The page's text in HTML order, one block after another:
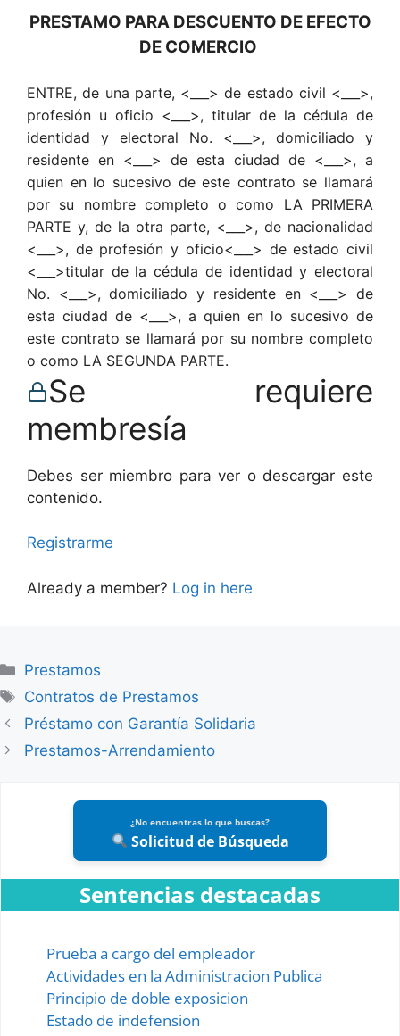
PRESTAMO PARA DESCUENTO DE EFECTO
DE COMERCIO
ENTRE, de una parte, <___> de estado civil <___>,
profesión u oficio <___>, titular de la cédula de
identidad y electoral No. <___>, domiciliado y
residente en <___> de esta ciudad de <___>, a
quien en lo sucesivo de este contrato se llamará
por su nombre completo o como LA PRIMERA
PARTE y, de la otra parte, <___>, de nacionalidad
<___>, de profesión y oficio<___> de estado civil
<___>titular de la cédula de identidad y electoral
No. <___>, domiciliado y residente en <___> de
esta ciudad de <___>, a quien en lo sucesivo de
este contrato se llamará por su nombre completo
o como LA SEGUNDA PARTE.
Se requiere
membresía
Debes ser miembro para ver o descargar este
contenido.
Registrarme
Already a member? Log in here
Categories
Prestamos
Tags
Contratos de Prestamos
Préstamo con Garantía Solidaria
Prestamos-Arrendamiento
¿No encuentras lo que buscas?
Solicitud de Búsqueda
Sentencias destacadas
Prueba a cargo del empleador
Actividades en la Administracion Publica
Principio de doble exposicion
Estado de indefension